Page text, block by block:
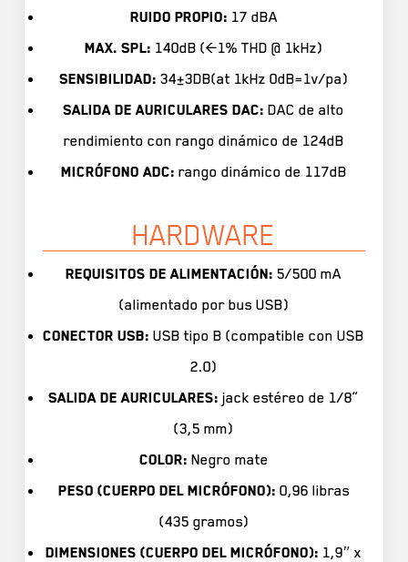
Ruido propio: 17 dBA
Max. SPL: 140dB (<1% THD @ 1kHz)
Sensibilidad: 34±3DB(at 1kHz 0dB=1v/pa)
Salida de auriculares DAC: DAC de alto
rendimiento con rango dinámico de 124dB
Micrófono ADC: rango dinámico de 117dB
HARDWARE
Requisitos de alimentación: 5/500 mA
(alimentado por bus USB)
Conector USB: USB tipo B (compatible con USB
2.0)
Salida de auriculares: jack estéreo de 1/8”
(3,5 mm)
Color: Negro mate
Peso (cuerpo del micrófono): 0,96 libras
(435 gramos)
Dimensiones (cuerpo del micrófono): 1,9″ x